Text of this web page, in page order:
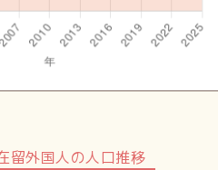
留外国人の人口推移